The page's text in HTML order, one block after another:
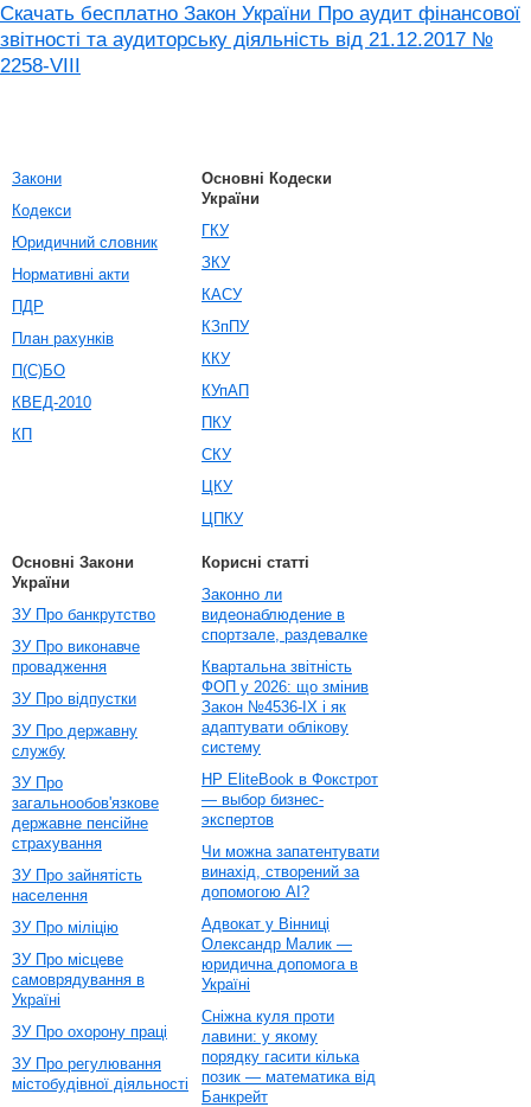
Скачать бесплатно Закон України Про аудит фінансової
звітності та аудиторську діяльність від 21.12.2017 №
2258-VIII
Закони
Кодекси
Юридичний словник
Нормативні акти
ПДР
План рахунків
П(С)БО
КВЕД-2010
КП
Основні Кодески
України
ГКУ
ЗКУ
КАСУ
КЗпПУ
ККУ
КУпАП
ПКУ
СКУ
ЦКУ
ЦПКУ
Основні Закони
України
ЗУ Про банкрутство
ЗУ Про виконавче
провадження
ЗУ Про відпустки
ЗУ Про державну
службу
ЗУ Про
загальнообов'язкове
державне пенсійне
страхування
ЗУ Про зайнятість
населення
ЗУ Про міліцію
ЗУ Про місцеве
самоврядування в
Україні
ЗУ Про охорону праці
ЗУ Про регулювання
містобудівної діяльності
Корисні статті
Законно ли
видеонаблюдение в
спортзале, раздевалке
Квартальна звітність
ФОП у 2026: що змінив
Закон №4536-IX і як
адаптувати облікову
систему
HP EliteBook в Фокстрот
— выбор бизнес-
экспертов
Чи можна запатентувати
винахід, створений за
допомогою AI?
Адвокат у Вінниці
Олександр Малик —
юридична допомога в
Україні
Сніжна куля проти
лавини: у якому
порядку гасити кілька
позик — математика від
Банкрейт